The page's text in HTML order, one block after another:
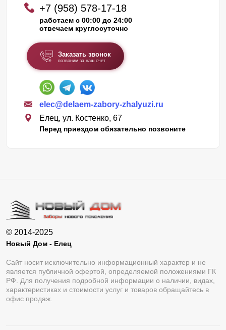
+7 (958) 578-17-18
работаем с 00:00 до 24:00
отвечаем круглосуточно
Заказать звонок
позвоним за наш счет
elec@delaem-zabory-zhalyuzi.ru
Елец, ул. Костенко, 67
Перед приездом обязательно позвоните
© 2014-2025
Новый Дом - Елец
Сайт носит исключительно информационный характер и не
является публичной офертой, определяемой положениями ГК
РФ. Для получения подробной информации о наличии, видах,
характеристиках и стоимости услуг и товаров обращайтесь в
офис продаж.